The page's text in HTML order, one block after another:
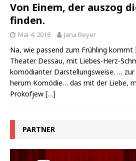
Von Einem, der auszog
finden.
Mai 4, 2018 Jana Beyer
Na, wie passend zum Frühling kommt
Theater Dessau, mit Liebes-Herz-
komödianter Darstellungsweise. …
herum Komödie… das mit der Liebe,
Prokofjew […]
PARTNER